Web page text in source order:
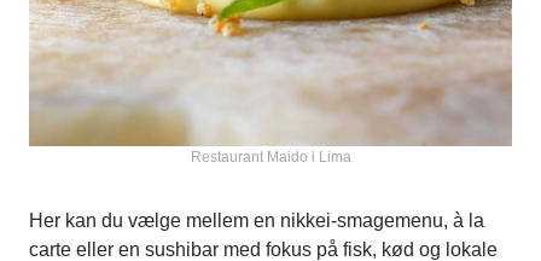
Restaurant Maido i Lima
Her kan du vælge mellem en nikkei-smagemenu, à la
carte eller en sushibar med fokus på fisk, kød og lokale